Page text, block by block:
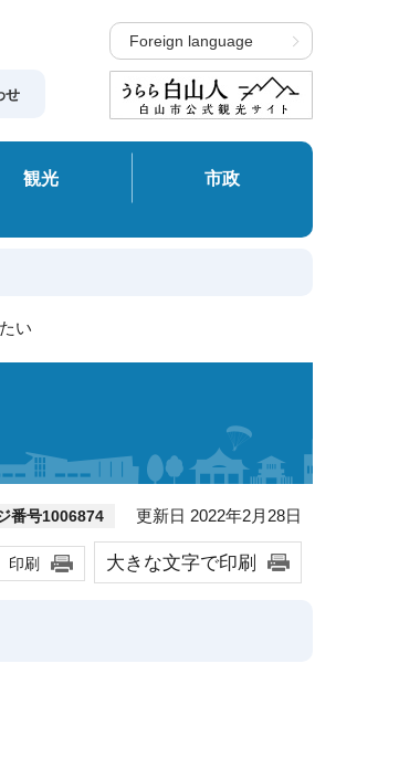
せ
Foreign language
観光 市政
い
番号1006874 更新日 2022年2月28日
印刷 大きな文字で印刷